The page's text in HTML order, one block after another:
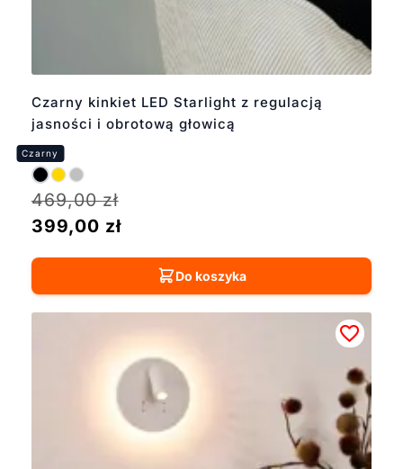
Czarny kinkiet LED Starlight z regulacją
jasności i obrotową głowicą
469,00zł
399,00 zł
Do koszyka